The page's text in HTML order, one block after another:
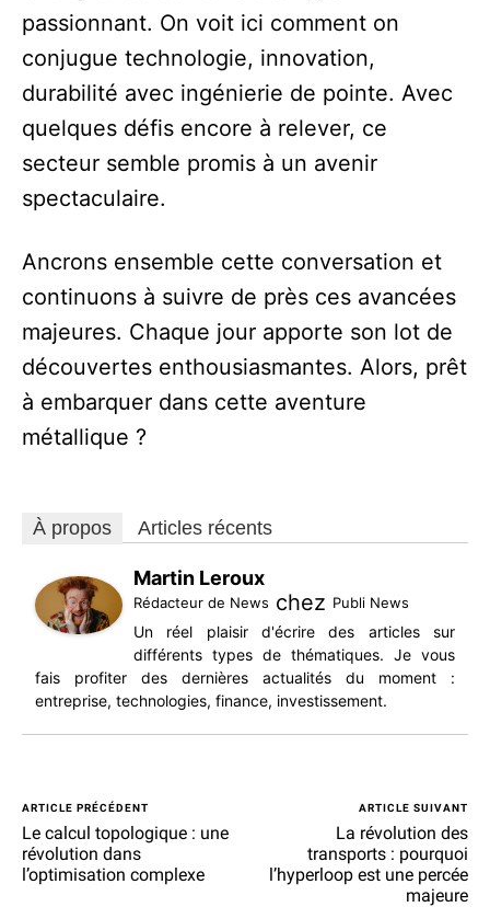
passionnant. On voit ici comment on
conjugue technologie, innovation,
durabilité avec ingénierie de pointe. Avec
quelques défis encore à relever, ce
secteur semble promis à un avenir
spectaculaire.
Ancrons ensemble cette conversation et
continuons à suivre de près ces avancées
majeures. Chaque jour apporte son lot de
découvertes enthousiasmantes. Alors, prêt
à embarquer dans cette aventure
métallique ?
À propos Articles récents
Martin Leroux
Rédacteur de News chez Publi News
Un réel plaisir d'écrire des articles sur
différents types de thématiques. Je vous
fais profiter des dernières actualités du moment :
entreprise, technologies, finance, investissement.
ARTICLE PRÉCÉDENT
Le calcul topologique : une
révolution dans
l’optimisation complexe
ARTICLE SUIVANT
La révolution des
transports : pourquoi
l’hyperloop est une percée
majeure